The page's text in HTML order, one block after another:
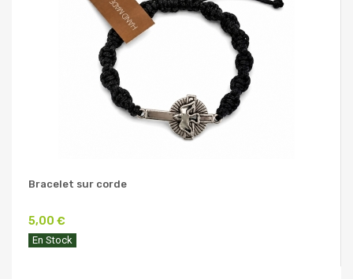
Bracelet sur corde
5,00 €
En Stock